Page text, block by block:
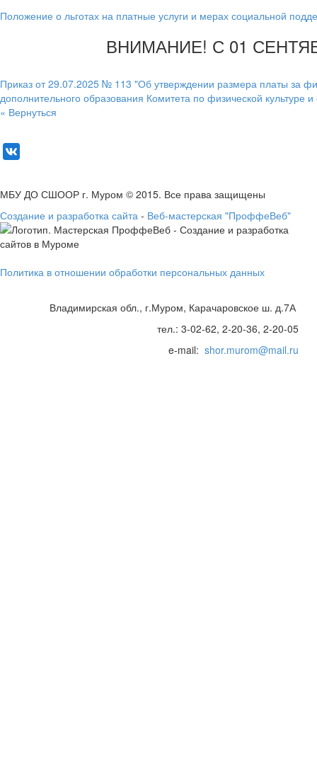
Положение о льготах на платные услуги и мерах социальной
ВНИМАНИЕ! С 01
Приказ от 29.07.2025 № 113 "Об утверждении размера платы за
дополнительного образования Комитета по физической культуре
« Вернуться
МБУ ДО СШООР г. Муром © 2015. Все права защищены
Создание и разработка сайта - Веб-мастерская "ПроффеВеб"
Политика в отношении обработки персональных данных
Владимирская обл., г.Муром, Карачаровское ш. д.7А
тел.: 3-02-62, 2-20-36, 2-20-05
e-mail: shor.murom@mail.ru